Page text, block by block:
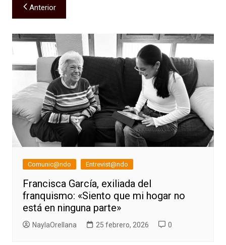
Navegación
de
entradas
Anterior
Comunic@ndo Entrevist@ndo
Francisca García, exiliada del
franquismo: «Siento que mi hogar no
está en ninguna parte»
NaylaOrellana 25 febrero, 2026 0